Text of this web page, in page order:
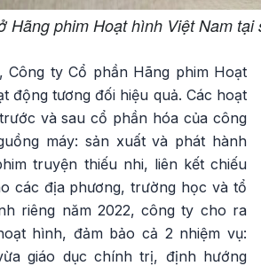
Hãng phim Hoạt hình Việt Nam tại
Công ty Cổ phần Hãng phim Hoạt
động tương đối hiệu quả. Các hoạt
và sau cổ phần hóa của công
máy: sản xuất và phát hành
truyện thiếu nhi, liên kết chiếu
các địa phương, trường học và tổ
riêng năm 2022, công ty cho ra
hình, đảm bảo cả 2 nhiệm vụ:
giáo dục chính trị, định hướng